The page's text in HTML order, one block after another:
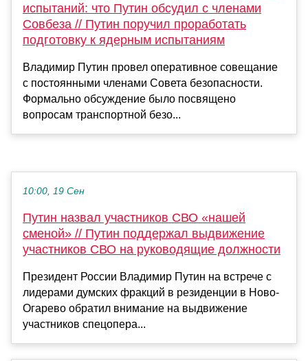
испытаний: что Путин обсудил с членами
Совбеза // Путин поручил проработать
подготовку к ядерным испытаниям
Владимир Путин провел оперативное совещание
с постоянными членами Совета безопасности.
Формально обсуждение было посвящено
вопросам транспортной безо...
10:00, 19 Сен
Путин назвал участников СВО «нашей
сменой» // Путин поддержал выдвижение
участников СВО на руководящие должности
Президент России Владимир Путин на встрече с
лидерами думских фракций в резиденции в Ново-
Огарево обратил внимание на выдвижение
участников спецопера...